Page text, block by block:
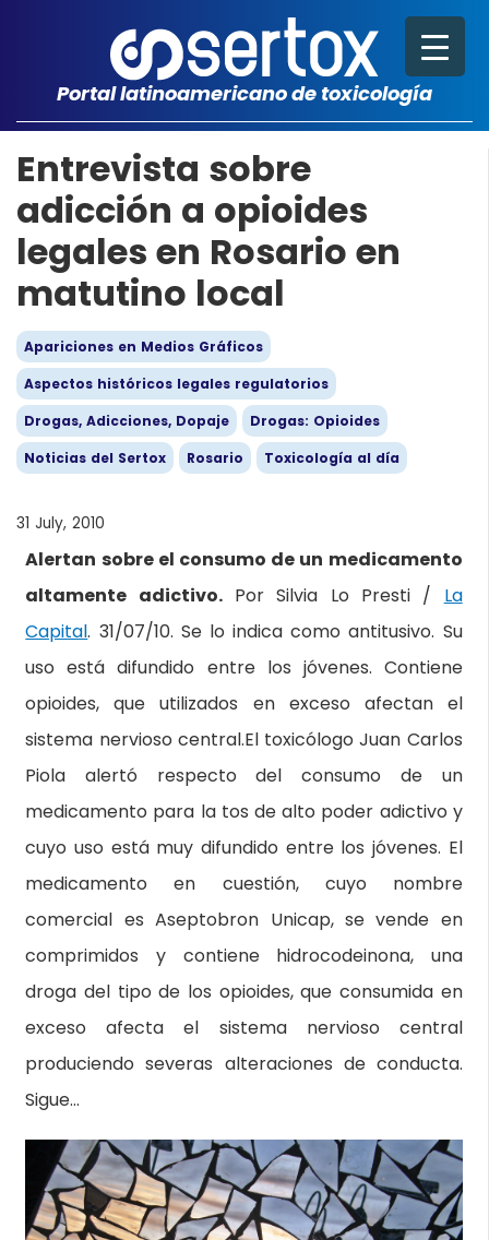
Portal latinoamericano de toxicología
Entrevista sobre
adicción a opioides
legales en Rosario en
matutino local
Apariciones en Medios Gráficos
Aspectos históricos legales regulatorios
Drogas, Adicciones, Dopaje
Drogas: Opioides
Noticias del Sertox
Rosario Toxicología al día
31 July, 2010
Alertan sobre el consumo de un medicamento
altamente adictivo.Por Silvia Lo Presti / La
Capital. 31/07/10. Se lo indica como antitusivo. Su
uso está difundido entre los jóvenes. Contiene
opioides, que utilizados en exceso afectan el
sistema nervioso central.El toxicólogo Juan Carlos
Piola alertó respecto del consumo de un
medicamento para la tos de alto poder adictivo y
cuyo uso está muy difundido entre los jóvenes. El
medicamento en cuestión, cuyo nombre
comercial es Aseptobron Unicap, se vende en
comprimidos y contiene hidrocodeinona, una
droga del tipo de los opioides, que consumida en
exceso afecta el sistema nervioso central
produciendo severas alteraciones de conducta.
Sigue…